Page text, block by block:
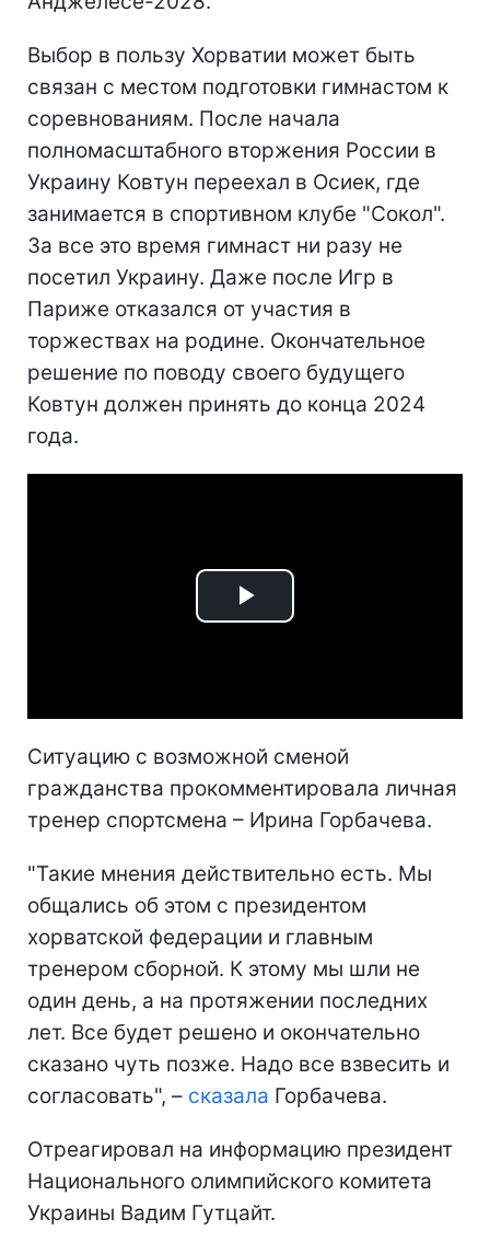
Выбор в пользу Хорватии может быть
связан с местом подготовки гимнастом к
соревнованиям. После начала
полномасштабного вторжения России в
Украину Ковтун переехал в Осиек, где
занимается в спортивном клубе "Сокол".
За все это время гимнаст ни разу не
посетил Украину. Даже после Игр в
Париже отказался от участия в
торжествах на родине. Окончательное
решение по поводу своего будущего
Ковтун должен принять до конца 2024
года.
Play
Ситуацию с возможной сменой
гражданства прокомментировала личная
тренер спортсмена – Ирина Горбачева.
"Такие мнения действительно есть. Мы
общались об этом с президентом
хорватской федерации и главным
тренером сборной. К этому мы шли не
один день, а на протяжении последних
лет. Все будет решено и окончательно
сказано чуть позже. Надо все взвесить и
согласовать", – сказала Горбачева.
Отреагировал на информацию президент
Национального олимпийского комитета
Украины Вадим Гутцайт.